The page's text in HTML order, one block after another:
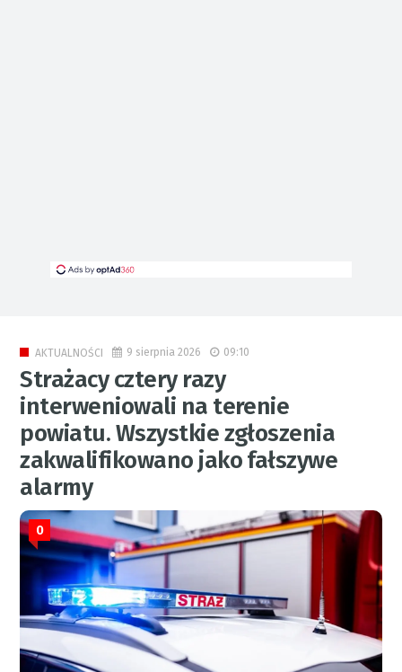
AKTUALNOŚCI 9 sierpnia 2026 09:10
Strażacy cztery razy
interweniowali na terenie
powiatu. Wszystkie zgłoszenia
zakwalifikowano jako fałszywe
alarmy
0